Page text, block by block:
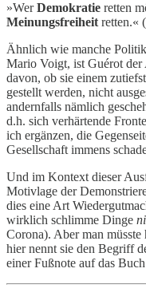
»WerDemokratie retten
Meinungsfreiheit retten.«
Ähnlich wie manche
Mario Voigt, ist Guérot
davon, ob sie einem
gestellt werden, nicht
andernfalls nämlich
d.h. sich verhärtende
ich ergänzen, die
Gesellschaft immens
Und im Kontext dieser
Motivlage der
dies eine Art
wirklich schlimme Dinge
Corona). Aber man
hier nennt sie den Begriff
einer Fußnote auf das